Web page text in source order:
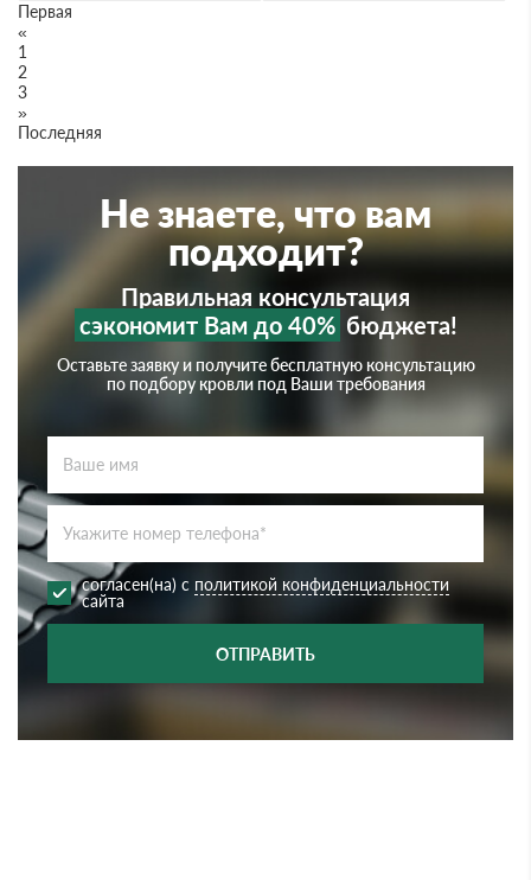
Первая
«
1
2
3
»
Последняя
Не знаете, что вам
подходит?
Правильная консультация
сэкономит Вам до 40% бюджета!
Оставьте заявку и получите бесплатную консультацию
по подбору кровли под Ваши требования
согласен(на) с политикой конфиденциальности
сайта
ОТПРАВИТЬ